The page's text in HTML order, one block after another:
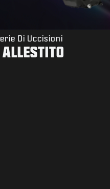
Di Uccisioni